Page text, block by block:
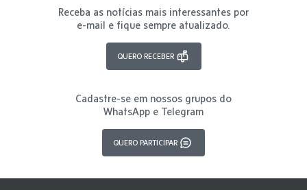
Receba as notícias mais interessantes por
e-mail e fique sempre atualizado.
QUERO RECEBER
Cadastre-se em nossos grupos do
WhatsApp e Telegram
QUERO PARTICIPAR